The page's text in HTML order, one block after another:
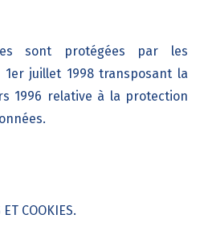
sont protégées par les
juillet 1998 transposant la
1996 relative à la protection
COOKIES.